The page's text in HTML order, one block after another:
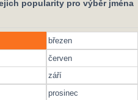
popularity pro výběr jména
březen
červen
září
prosinec